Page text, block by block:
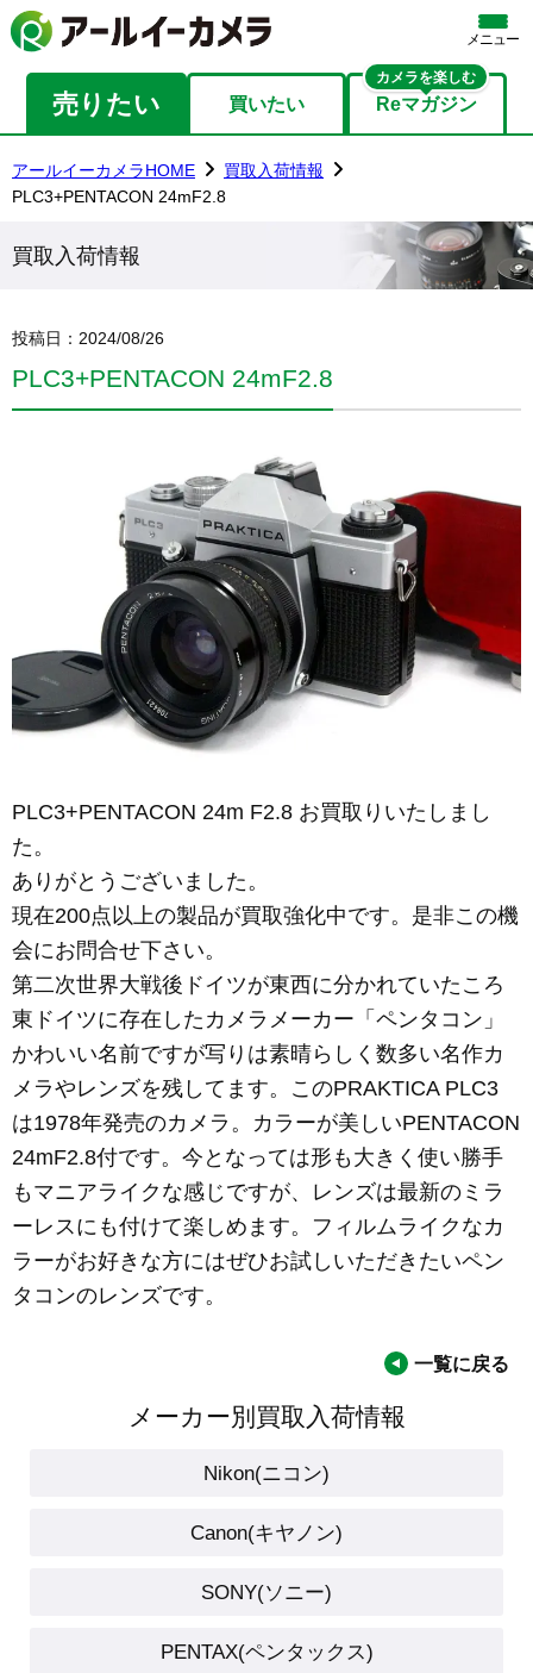
メニュー
売りたい 買いたい Reマガジン
カメラを楽しむ
アールイーカメラHOME
買取入荷情報
PLC3+PENTACON 24mF2.8
買取入荷情報
投稿日： 2024/08/26
PLC3+PENTACON 24mF2.8
PLC3+PENTACON 24m F2.8 お買取りいたしまし
た。
ありがとうございました。
現在200点以上の製品が買取強化中です。是非この機
会にお問合せ下さい。
第二次世界大戦後ドイツが東西に分かれていたころ
東ドイツに存在したカメラメーカー「ペンタコン」
かわいい名前ですが写りは素晴らしく数多い名作カ
メラやレンズを残してます。このPRAKTICA PLC3
は1978年発売のカメラ。カラーが美しいPENTACON
24mF2.8付です。今となっては形も大きく使い勝手
もマニアライクな感じですが、レンズは最新のミラ
ーレスにも付けて楽しめます。フィルムライクなカ
ラーがお好きな方にはぜひお試しいただきたいペン
タコンのレンズです。
一覧に戻る
メーカー別買取入荷情報
Nikon(ニコン)
Canon(キヤノン)
SONY(ソニー)
PENTAX(ペンタックス)